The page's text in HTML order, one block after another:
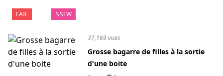
FAIL NSFW
37,169 vues
Grosse bagarre de filles à la sortie
d'une boite